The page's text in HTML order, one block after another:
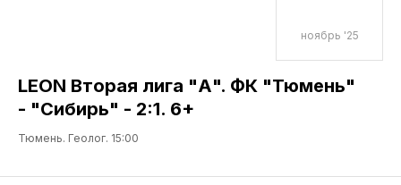
ноябрь '25
LEON Вторая лига "А". ФК "Тюмень"
- "Cибирь" - 2:1. 6+
Тюмень. Геолог. 15:00